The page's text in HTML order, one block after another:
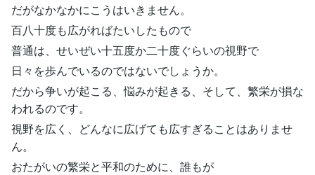
だがなかなかにこうはいきません。
百八十度も広がればたいしたもので
普通は、せいぜい十五度か二十度ぐらいの視野で
日々を歩んでいるのではないでしょうか。
だから争いが起こる、悩みが起きる、そして、繁栄が損な
われるのです。
視野を広く、どんなに広げても広すぎることはありませ
ん。
おたがいの繁栄と平和のために、誰もが